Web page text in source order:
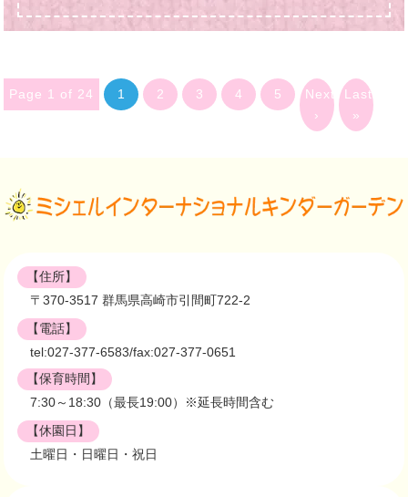
Page 1 of 24 1 2 3 4 5
Next
›
Last
»
【住所】
〒370-3517 群馬県高崎市引間町722-2
【電話】
tel:027-377-6583/fax:027-377-0651
【保育時間】
7:30～18:30（最長19:00）※延長時間含む
【休園日】
土曜日・日曜日・祝日